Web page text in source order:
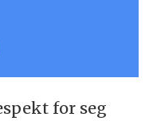
for seg